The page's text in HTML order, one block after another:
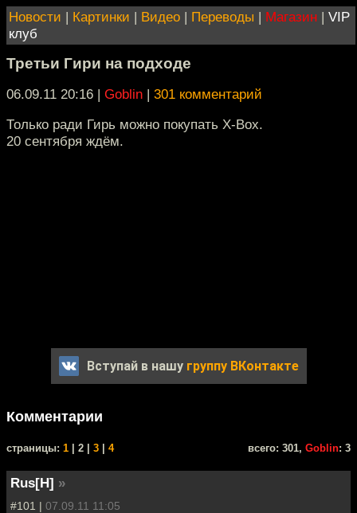
Новости | Картинки | Видео | Переводы | Магазин | VIP
клуб
Третьи Гири на подходе
06.09.11 20:16 | Goblin | 301 комментарий
Только ради Гирь можно покупать Х-Вох.
20 сентября ждём.
Вступай в нашу группу ВКонтакте
Комментарии
cтраницы: 1 | 2 | 3 4 всего: 301, Goblin: 3
Rus[H] »
#101 | 07.09.11 11:05